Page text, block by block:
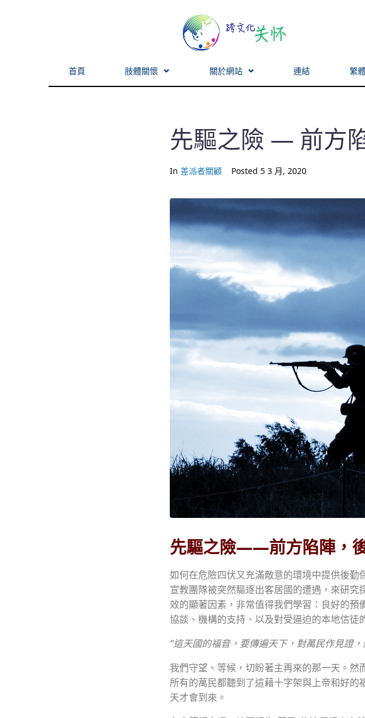
首頁 肢體關懷 關於網站 連結 繁
先驅之險 — 前方
In 差派者關顧 Posted 5 3 月, 2020
先驅之險——前方陷陣，
如何在危險四伏又充滿敵意的環境中提供後
宣教團隊被突然驅逐出客居國的遭遇，來研
效的顯著因素，非常值得我們學習：良好的
協談、機構的支持、以及對受逼迫的本地信徒
“這天國的福音，要傳遍天下，對萬民作見證
我們守望、等候，切盼著主再來的那一天。
所有的萬民都聽到了這藉十字架與上帝和好
天才會到來。